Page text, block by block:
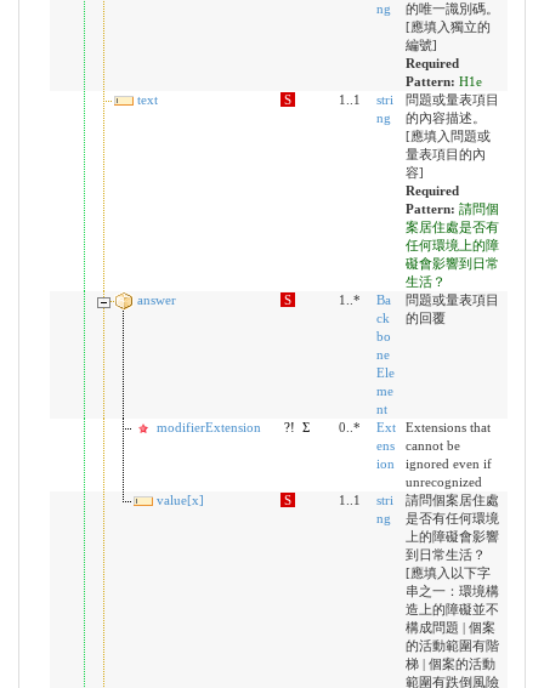
ng
的唯一識別碼。
[應填入獨立的
編號]
Required
Pattern: H1e
text
S 1..1
stri
ng
問題或量表項目
的內容描述。
[應填入問題或
量表項目的內
容]
Required
Pattern: 請問個
案居住處是否有
任何環境上的障
礙會影響到日常
生活？
answer
S 1..*
Ba
ck
bo
ne
Ele
me
nt
問題或量表項目
的回覆
modifierExtension ?! Σ 0..*
Ext
ens
ion
Extensions that
cannot be
ignored even if
unrecognized
value[x]
S 1..1
stri
ng
請問個案居住處
是否有任何環境
上的障礙會影響
到日常生活？
[應填入以下字
串之一：環境構
造上的障礙並不
構成問題 | 個案
的活動範圍有階
梯 | 個案的活動
範圍有跌倒風險